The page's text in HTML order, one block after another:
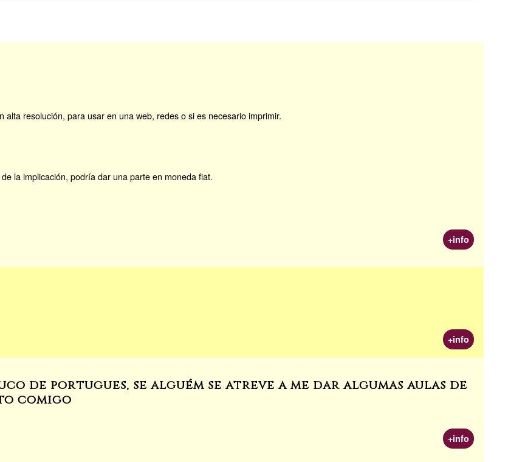
resolución, para usar en una web, redes o si es necesario imprimir.
la implicación, podría dar una parte en moneda fiat.
+info
+info
de português, se alguém se atreve a me dar algumas aulas de
comigo
+info